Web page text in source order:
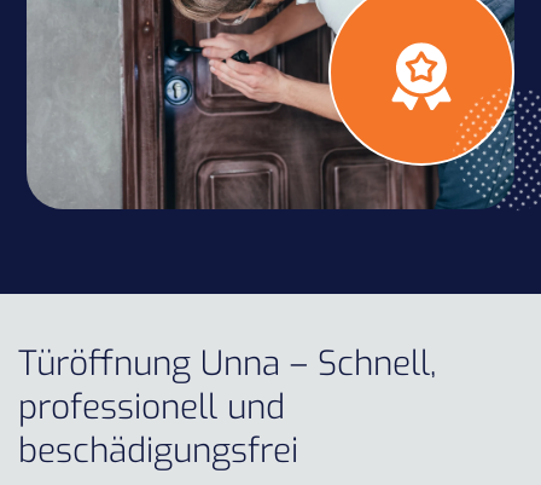
Türöffnung Unna – Schnell,
professionell und
beschädigungsfrei